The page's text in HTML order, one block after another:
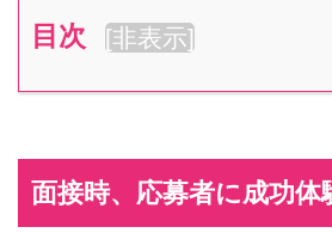
目次 [非表示]
面接時、応募者に成功体